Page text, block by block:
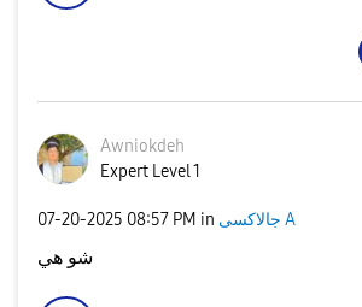
Awniokdeh
Expert Level 1
‎07-20-2025 08:57 PM in جالاكسى A
شو هي